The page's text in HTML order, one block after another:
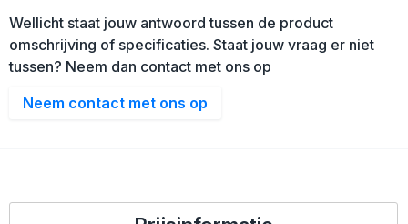
Wellicht staat jouw antwoord tussen de product
omschrijving of specificaties. Staat jouw vraag er niet
tussen? Neem dan contact met ons op
Neem contact met ons op